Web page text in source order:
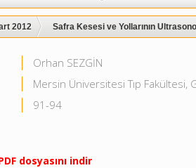
2012 Safra Kesesi ve Yollarının
Orhan SEZGİN
Mersin Üniversitesi Tıp Fakültesi,
91-94
dosyasını indir